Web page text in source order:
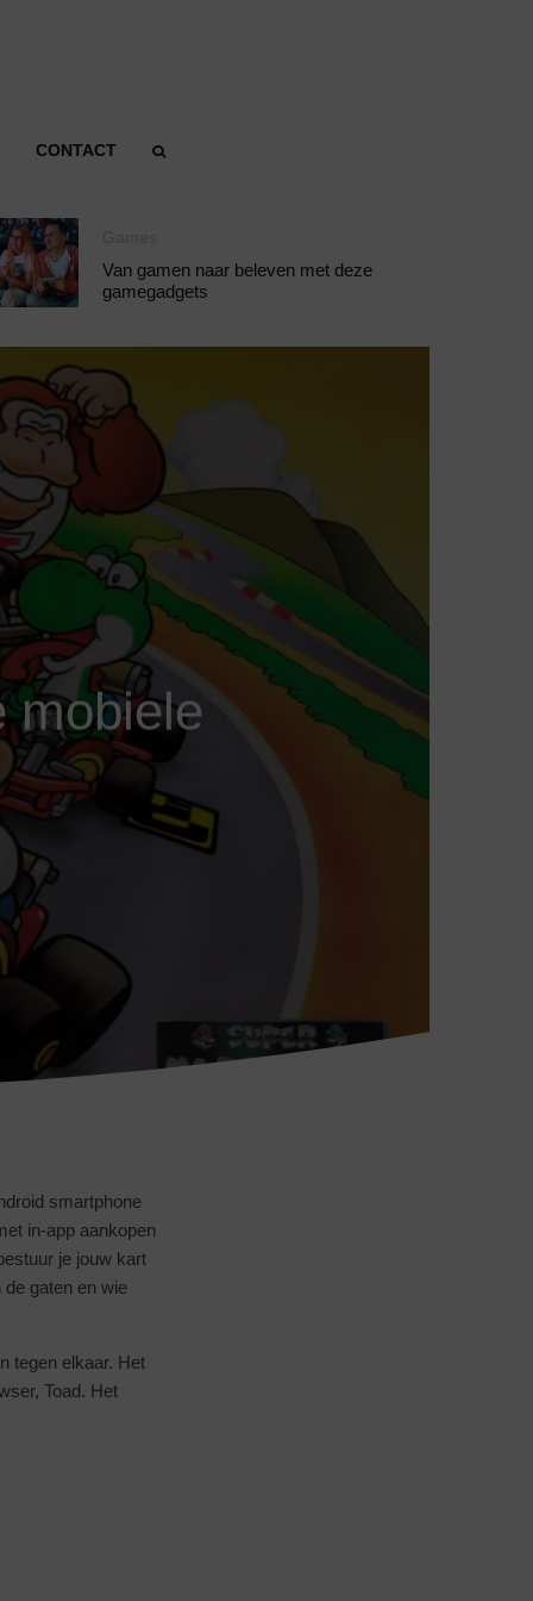
CONTACT
Van gamen naar beleven met deze
gamegadgets
mobiele
smartphone
in-app aankopen
je jouw kart
de gaten en wie
tegen elkaar. Het
Toad. Het